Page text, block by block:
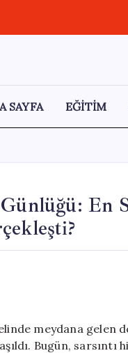
SAYFA EĞİTİM
En
meydana gelen
Bugün,